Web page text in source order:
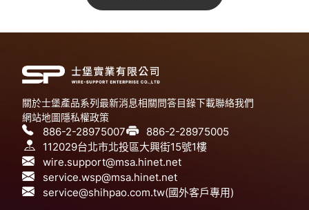
關於士堡產品系列最新消息相關問答目錄下載聯絡我們
網站地圖隱私權政策
886-2-28975007
886-2-28975005
112029台北市北投區大興街15號1樓
wire.support@msa.hinet.net
service.wsp@msa.hinet.net
service@shihpao.com.tw(國外客戶專用)